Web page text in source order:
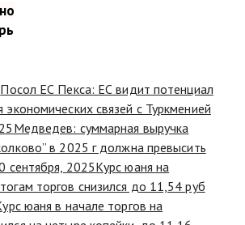
Посол ЕС Пекса: ЕС видит потенциал
экономических связей с Туркменией
Медведев: суммарная выручка
в 2025 г должна превысить
сентября, 2025Курс юаня на
торгов снизился до 11,54 руб
юаня в начале торгов на